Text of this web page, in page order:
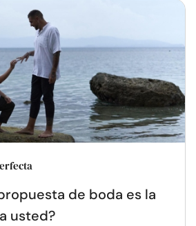
de boda es la
usted?